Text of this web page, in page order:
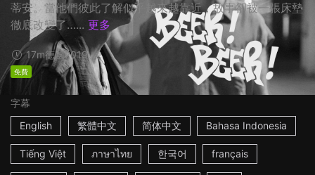
蒂安。當他們彼此了解似乎越來越靠近，故事卻被一張床墊
徹底改變了…... 更多
17m德國2019
免費
字幕
English
繁體中文 简体中文 Bahasa Indonesia
Tiếng Việt ภาษาไทย 한국어 français